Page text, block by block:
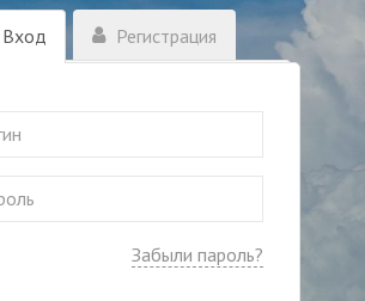
Вход Регистрация
Забыли пароль?